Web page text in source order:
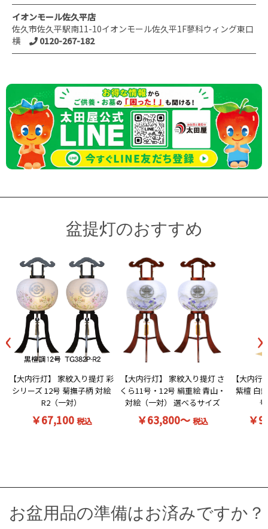
イオンモール佐久平店
佐久市佐久平駅南11-10イオンモール佐久平1F蓼科ウィング東口
横
0120-267-182
盆提灯のおすすめ
‹
【大内行灯】 家紋入り提灯 彩
シリーズ 12号 菊撫子柄 対絵
R2（一対）
￥67,100 税込
【大内行灯】 家紋入り提灯 さ
くら11号・12号 絹重絵 青山・
対絵（一対） 選べるサイズ
￥63,800～税込
【大内
紫檀 白
￥
›
お盆用品の準備はお済みですか？